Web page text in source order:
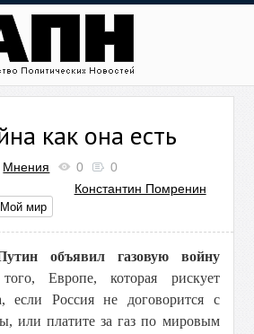
как она есть
Мнения 0
0
Константин Помренин
Мой мир
объявил газовую войну
Европе, которая рискует
если Россия не договорится с
или платите за газ по мировым